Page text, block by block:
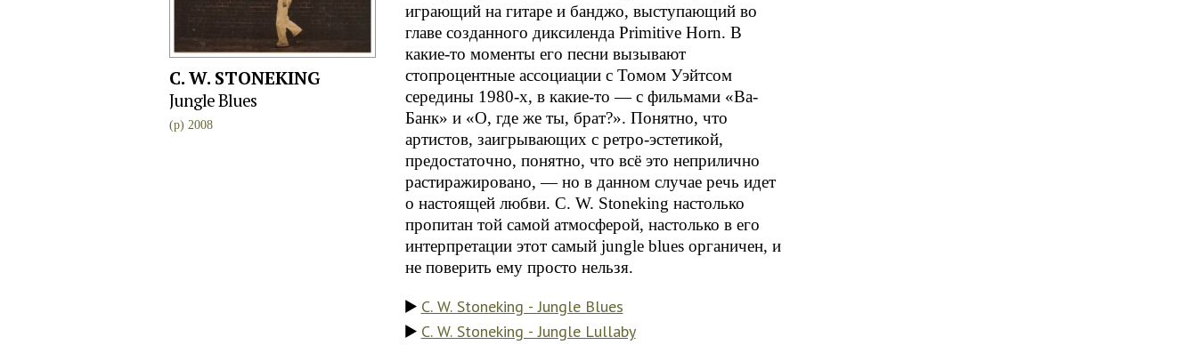
C. W. STONEKING
Jungle Blues
(p) 2008
играющий на гитаре и банджо, выступающий во
главе созданного диксиленда Primitive Horn. В
какие-то моменты его песни вызывают
стопроцентные ассоциации с Томом Уэйтсом
середины 1980-х, в какие-то — с фильмами «Ва-
Банк» и «О, где же ты, брат?». Понятно, что
артистов, заигрывающих с ретро-эстетикой,
предостаточно, понятно, что всё это неприлично
растиражировано, — но в данном случае речь идет
о настоящей любви. C. W. Stoneking настолько
пропитан той самой атмосферой, настолько в его
интерпретации этот самый jungle blues органичен, и
не поверить ему просто нельзя.
C. W. Stoneking - Jungle Blues
C. W. Stoneking - Jungle Lullaby